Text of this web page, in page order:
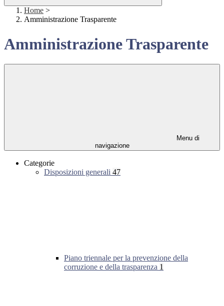
Home >
Amministrazione Trasparente
Amministrazione Trasparente
Menu di
navigazione
Categorie
Disposizioni generali 47
Piano triennale per la prevenzione della
corruzione e della trasparenza 1